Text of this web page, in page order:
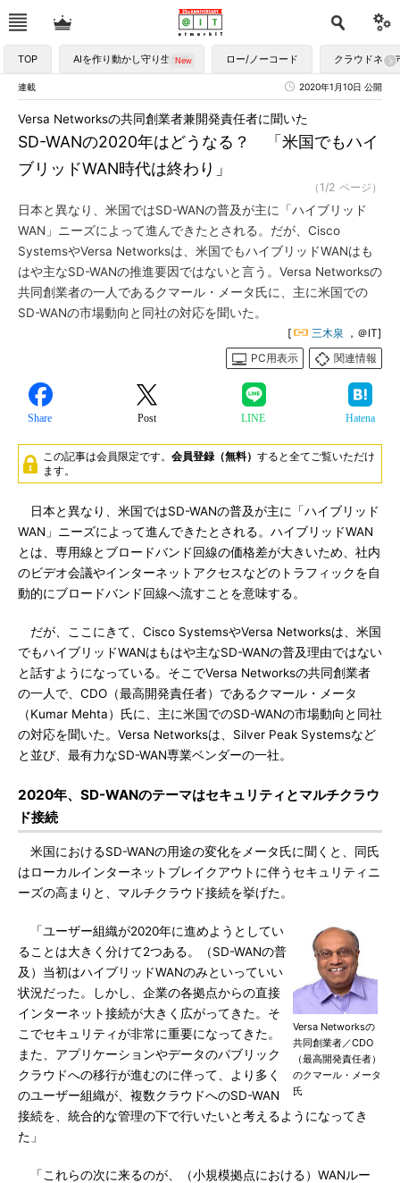
TOP AIを作り動かし守り生かす ロー/ノーコード クラウドネイ
連載 2020年1月10日 公開
SD-WANの2020年はどうなる？ 「米国でもハイ
ブリッドWAN時代は終わり」
Versa Networksの共同創業者兼開発責任者に聞いた
（1/2 ページ）
日本と異なり、米国ではSD-WANの普及が主に「ハイブリッド
WAN」ニーズによって進んできたとされる。だが、Cisco
SystemsやVersa Networksは、米国でもハイブリッドWANはも
はや主なSD-WANの推進要因ではないと言う。Versa Networksの
共同創業者の一人であるクマール・メータ氏に、主に米国での
SD-WANの市場動向と同社の対応を聞いた。
[ 三木泉 ，＠IT]
PC用表示
関連情報
Share Post LINE Hatena
この記事は会員限定です。 会員登録（無料） すると全てご覧いただけ
ます。
日本と異なり、米国ではSD-WANの普及が主に「ハイブリッド
WAN」ニーズによって進んできたとされる。ハイブリッドWAN
とは、専用線とブロードバンド回線の価格差が大きいため、社内
のビデオ会議やインターネットアクセスなどのトラフィックを自
動的にブロードバンド回線へ流すことを意味する。
だが、ここにきて、Cisco SystemsやVersa Networksは、米国
でもハイブリッドWANはもはや主なSD-WANの普及理由ではない
と話すようになっている。そこでVersa Networksの共同創業者
の一人で、CDO（最高開発責任者）であるクマール・メータ
（Kumar Mehta）氏に、主に米国でのSD-WANの市場動向と同社
の対応を聞いた。Versa Networksは、Silver Peak Systemsなど
と並び、最有力なSD-WAN専業ベンダーの一社。
2020年、SD-WANのテーマはセキュリティとマルチクラウ
ド接続
米国におけるSD-WANの用途の変化をメータ氏に聞くと、同氏
はローカルインターネットブレイクアウトに伴うセキュリティニ
ーズの高まりと、マルチクラウド接続を挙げた。
Versa Networksの
共同創業者／CDO
（最高開発責任者）
のクマール・メータ
氏
「ユーザー組織が2020年に進めようとしてい
ることは大きく分けて2つある。（SD-WANの普
及）当初はハイブリッドWANのみといっていい
状況だった。しかし、企業の各拠点からの直接
インターネット接続が大きく広がってきた。そ
こでセキュリティが非常に重要になってきた。
また、アプリケーションやデータのパブリック
クラウドへの移行が進むのに伴って、より多く
のユーザー組織が、複数クラウドへのSD-WAN
接続を、統合的な管理の下で行いたいと考えるようになってき
た」
「これらの次に来るのが、（小規模拠点における）WANルー